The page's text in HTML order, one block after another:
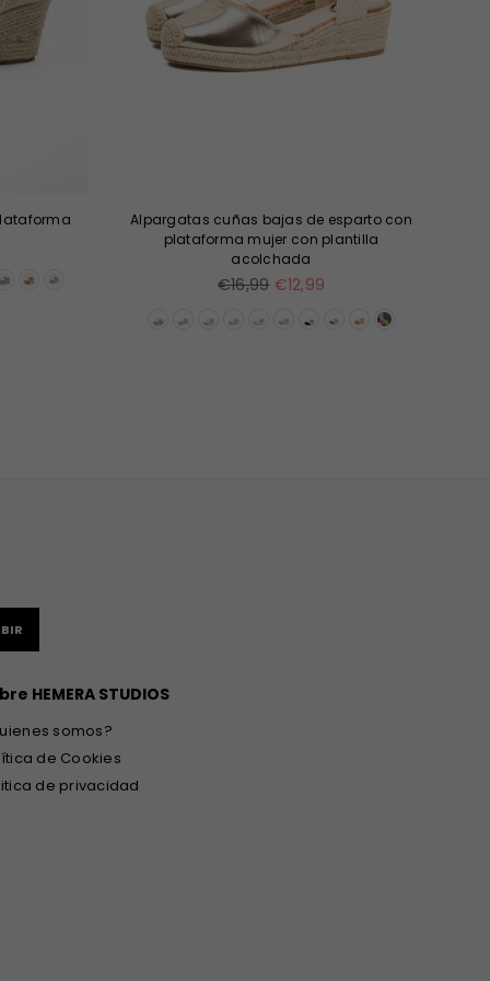
Alpargatas cuñas bajas de esparto con
plataforma mujer con plantilla
acolchada
Precio
€16,99 €12,99
HEMERA STUDIOS
somos?
de Cookies
de privacidad